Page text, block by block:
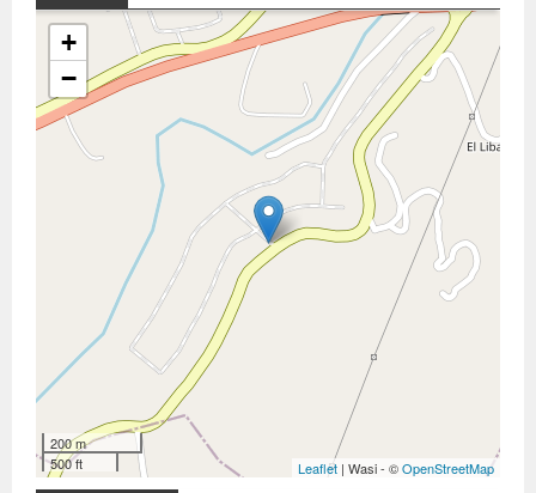
+
−
200 m
500 ft
Leaflet | Wasi - ©OpenStreetMap